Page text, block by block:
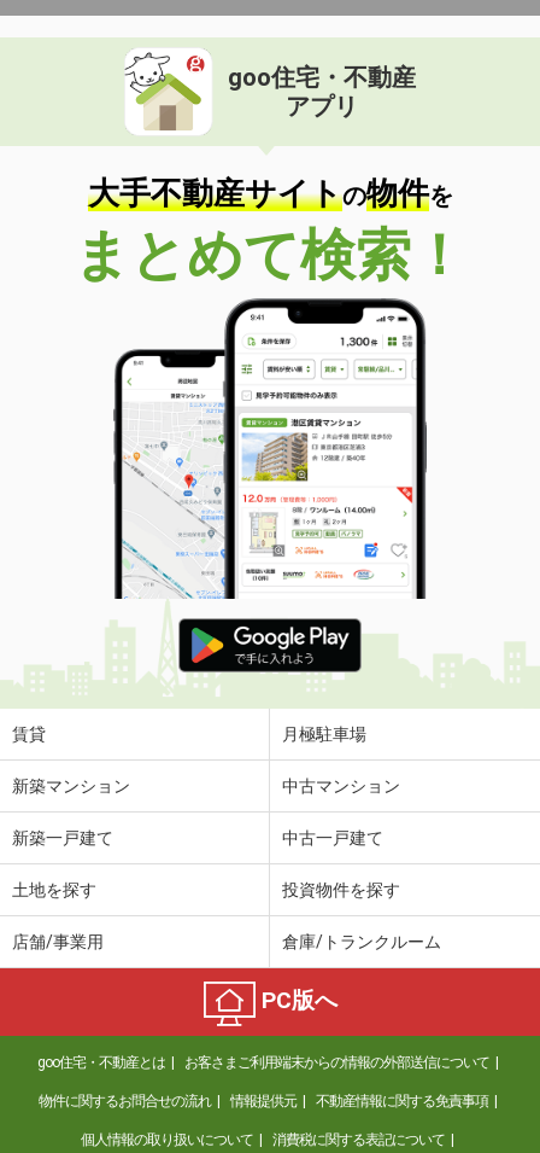
goo住宅・不動産
アプリ
大手不動産サイトの物件を
まとめて検索！
賃貸 月極駐車場
新築マンション 中古マンション
新築一戸建て 中古一戸建て
土地を探す 投資物件を探す
店舗/事業用 倉庫/トランクルーム
PC版へ
goo住宅・不動産とは お客さまご利用端末からの情報の外部送信について
物件に関するお問合せの流れ 情報提供元 不動産情報に関する免責事項
個人情報の取り扱いについて 消費税に関する表記について